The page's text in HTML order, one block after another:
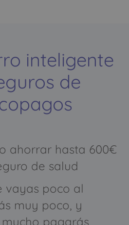
inteligente
de
ahorrar hasta 600€
de salud
vayas poco al
muy poco, y
pagarás